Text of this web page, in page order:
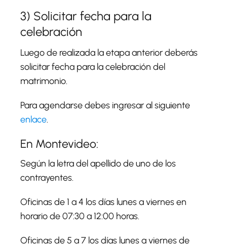
3) Solicitar fecha para la
celebración
Luego de realizada la etapa anterior deberás
solicitar fecha para la celebración del
matrimonio.
Para agendarse debes ingresar al siguiente
enlace.
En Montevideo:
Según la letra del apellido de uno de los
contrayentes.
Oficinas de 1 a 4 los días lunes a viernes en
horario de 07:30 a 12:00 horas.
Oficinas de 5 a 7 los días lunes a viernes de